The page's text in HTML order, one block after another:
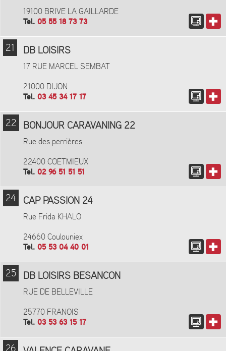
19100 BRIVE LA GAILLARDE
Tel. 05 55 18 73 73
21 DB LOISIRS
17 RUE MARCEL SEMBAT
21000 DIJON
Tel. 03 45 34 17 17
22 BONJOUR CARAVANING 22
Rue des perrières
22400 COETMIEUX
Tel. 02 96 51 51 51
24 CAP PASSION 24
Rue Frida KHALO
24660 Coulouniex
Tel. 05 53 04 40 01
25 DB LOISIRS BESANCON
RUE DE BELLEVILLE
25770 FRANOIS
Tel. 03 53 63 15 17
26